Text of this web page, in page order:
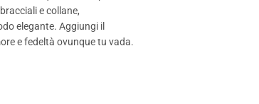
e collane,
elegante. Aggiungi il
e fedeltà ovunque tu vada.